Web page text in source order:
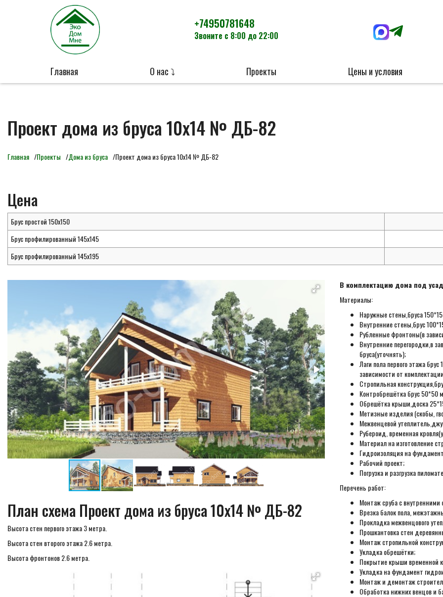
+74950781648
Звоните с 8:00 до 22:00
Главная О нас ⤵ Проекты Цены и условия
Проект дома из бруса 10х14 № ДБ-82
Главная Проекты Дома из бруса Проект дома из бруса 10х14 № ДБ-82
Цена
Брус простой 150х150
Брус профилированный 145х145
Брус профилированный 145х195
План схема Проект дома из бруса 10х14 № ДБ-82
Высота стен первого этажа 3 метра.
Высота стен второго этажа 2.6 метра.
Высота фронтонов 2.6 метра.
В комплектацию дома под
Материалы:
Наружные стены,бруса
Внутренние стены,брус
Рубленные фронтоны(в
Внутренние перегородки,в
бруса(уточнять);
Лаги пола первого этажа
зависимости от
Стропильная
Контробрешётка брус 50*50
Обрешётка крыши,доска
Метизные изделия (скобы,
Межвенцевой
Рубероид, временная
Материал на изготовление
Гидроизоляция на
Рабочий проект;
Погрузка и разгрузка
Перечень работ:
Монтаж сруба с
Врезка балок пола,
Прокладка межвенцового
Прошкантовка стен
Монтаж стропильной
Укладка обрешётки;
Покрытие крыши временной
Укладка на фундамент
Монтаж и демонтаж
Обработка нижних венцов и